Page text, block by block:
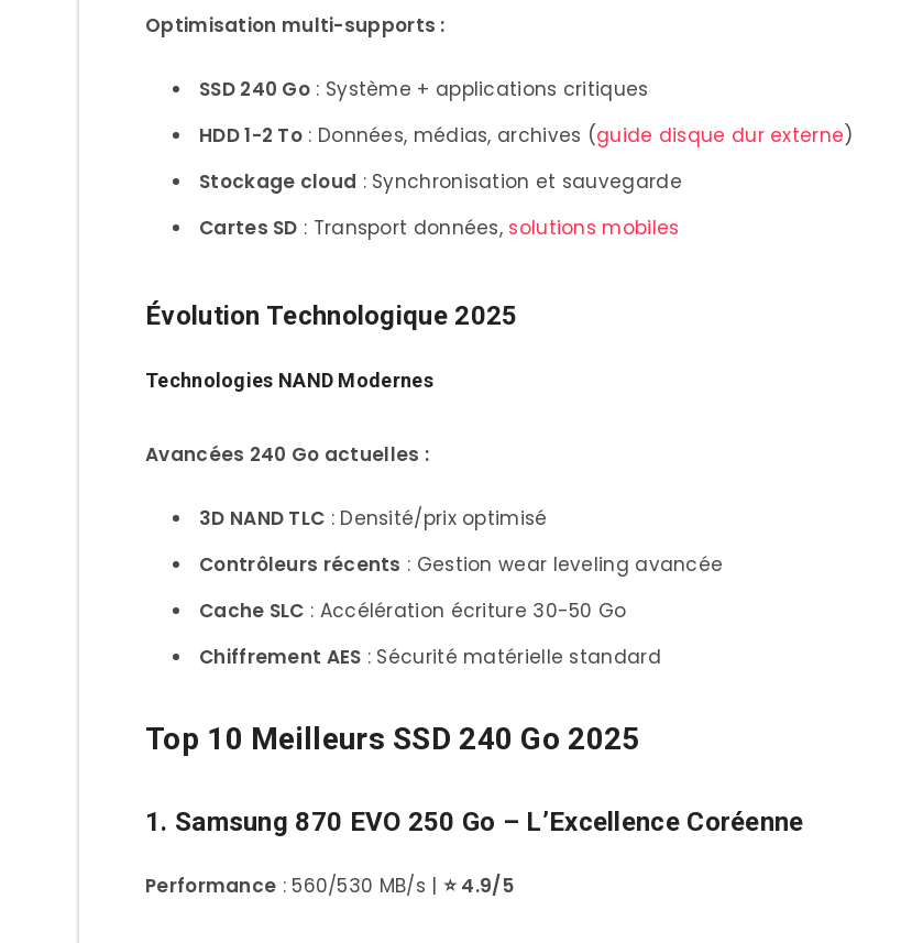
Optimisations Manuelles Avancées
Logiciels Optimisation
Outils Constructeur
Logiciels Tiers Universels
Maintenance Préventive
Routine Mensuelle
Étudiant/Bureautique (Budget <35€)
Professionnel/Freelance (Budget 35-50€)
Configuration Récente
Comprendre les Technologies SSD
Types de Mémoire NAND
Optimisation multi-supports :
SSD 240 Go : Système + applications critiques
HDD 1-2 To : Données, médias, archives (guide disque dur externe)
Stockage cloud : Synchronisation et sauvegarde
Cartes SD : Transport données, solutions mobiles
Évolution Technologique 2025
Technologies NAND Modernes
Avancées 240 Go actuelles :
3D NAND TLC : Densité/prix optimisé
Contrôleurs récents : Gestion wear leveling avancée
Cache SLC : Accélération écriture 30-50 Go
Chiffrement AES : Sécurité matérielle standard
Top 10 Meilleurs SSD 240 Go 2025
1. Samsung 870 EVO 250 Go – L’Excellence Coréenne
Performance : 560/530 MB/s | ⭐ 4.9/5